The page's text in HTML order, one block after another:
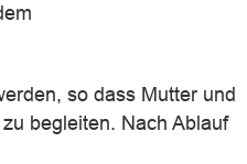
so dass Mutter und
begleiten. Nach Ablauf